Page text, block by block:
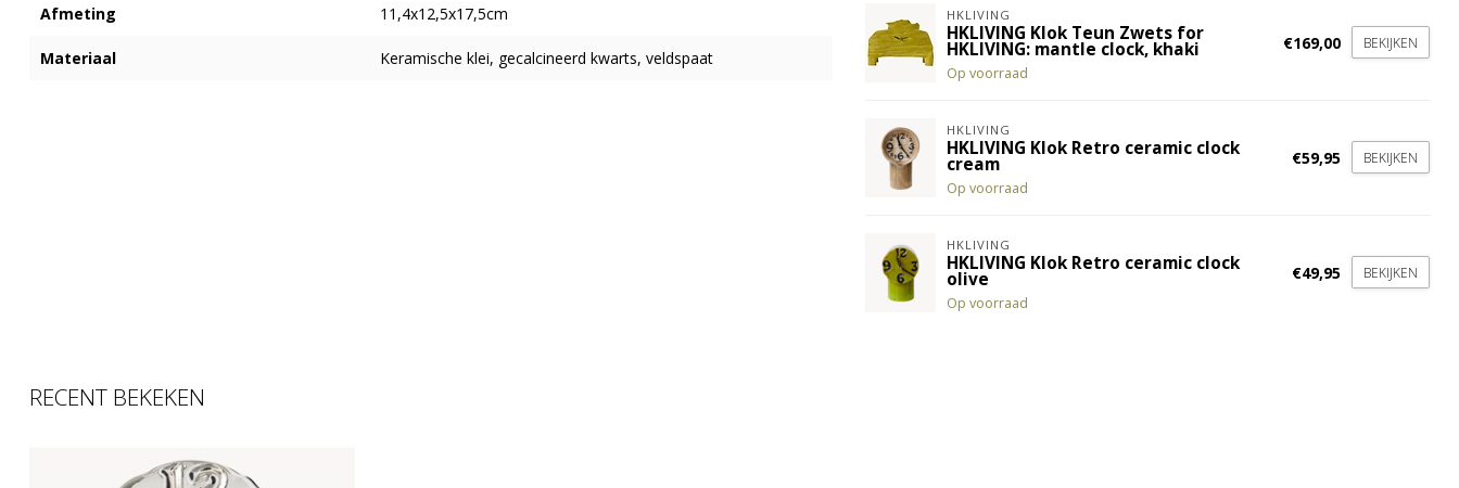
Afmeting 11,4x12,5x17,5cm
Materiaal Keramische klei, gecalcineerd kwarts, veldspaat
HKLIVING
HKLIVING Klok Teun Zwets for
HKLIVING: mantle clock, khaki
Op voorraad
€169,00 BEKIJKEN
HKLIVING
HKLIVING Klok Retro ceramic clock
cream
Op voorraad
€59,95 BEKIJKEN
HKLIVING
HKLIVING Klok Retro ceramic clock
olive
Op voorraad
€49,95 BEKIJKEN
RECENT BEKEKEN